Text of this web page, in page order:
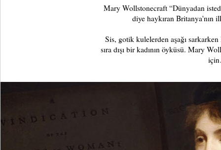
Mary Wollstonecraft “Dünyadan
diye haykıran Britanya'nın
​Sis, gotik kulelerden aşağı
sıra dışı bir kadının öyküsü. Mary